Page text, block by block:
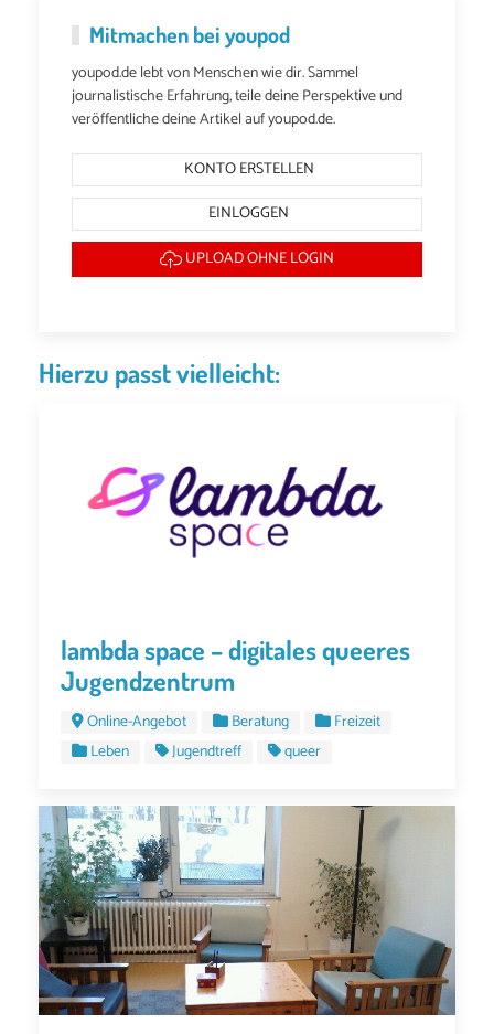
Mitmachen bei youpod
youpod.de lebt von Menschen wie dir. Sammel
journalistische Erfahrung, teile deine Perspektive und
veröffentliche deine Artikel auf youpod.de.
KONTO ERSTELLEN
EINLOGGEN
UPLOAD OHNE LOGIN
Hierzu passt vielleicht:
lambda space – digitales queeres
Jugendzentrum
Online-Angebot Beratung
Freizeit
Leben
Jugendtreff queer